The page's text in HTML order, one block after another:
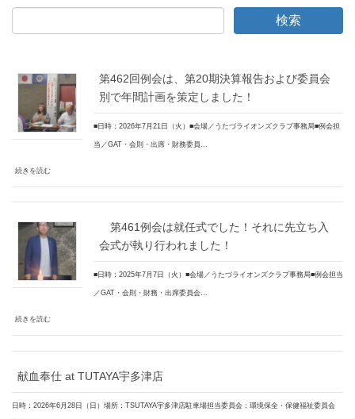
第462回例会は、第20期決算報告および委員会
別で年間計画を策定しました！
■日時：2026年7月21日（火）■会場／うたづライオンズクラブ事務局■例会担
当／GAT・会則・出席・財務委員…
続きを読む
第461例会は就任式でした！それに先立ち入
会式が執り行われました！
■日時：2025年7月7日（火）■会場／うたづライオンズクラブ事務局■例会担当
／GAT・会則・財務・出席委員会…
続きを読む
献血奉仕 at TUTAYA宇多津店
日時：2026年6月28日（日）場所：TSUTAYA宇多津店駐車場担当委員会：環境保全・保健福祉委員会